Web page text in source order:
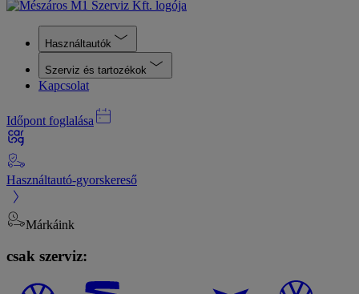
Használtautók
Szerviz és tartozékok
Kapcsolat
Időpont foglalása
Használtautó-gyorskereső
Márkáink
csak szerviz: